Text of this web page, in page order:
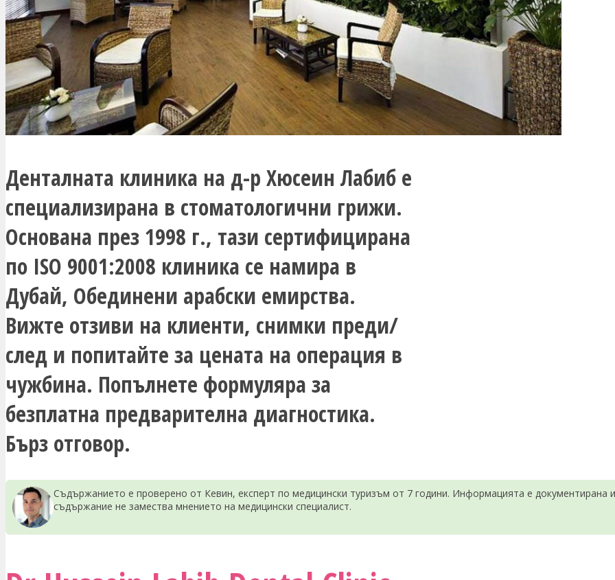
Денталната клиника на д-р Хюсеин Лабиб е
специализирана в стоматологични грижи.
Основана през 1998 г., тази сертифицирана
по ISO 9001:2008 клиника се намира в
Дубай, Обединени арабски емирства.
Вижте отзиви на клиенти, снимки преди/
след и попитайте за цената на операция в
чужбина. Попълнете формуляра за
безплатна предварителна диагностика.
Бърз отговор.
Съдържанието е проверено от Кевин, експерт по медицински туризъм от 7 години. Информацията е документирана
съдържание не замества мнението на медицински специалист.